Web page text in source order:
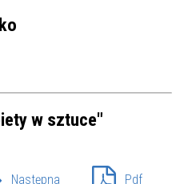
w sztuce"
Następna Pdf